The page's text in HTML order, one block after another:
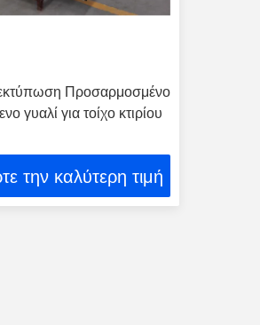
Προσαρμοσμένο
γυαλί για τοίχο κτιρίου
την καλύτερη τιμή